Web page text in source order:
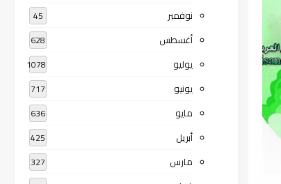
نوفمبر 45
أغسطس 628
يوليو 1078
يونيو 717
مايو 636
أبريل 425
مارس 327